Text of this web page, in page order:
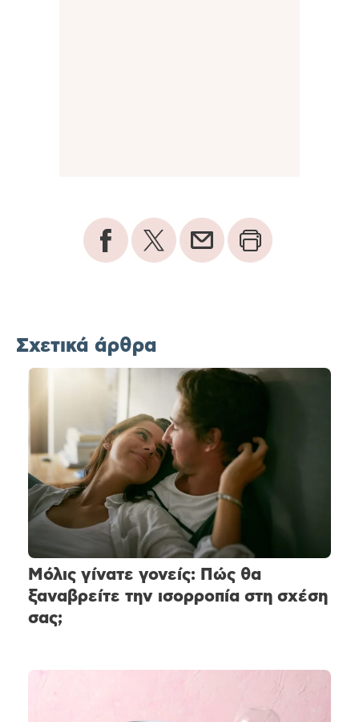
Σχετικά άρθρα
Μόλις γίνατε γονείς: Πώς θα
ξαναβρείτε την ισορροπία στη σχέση
σας;